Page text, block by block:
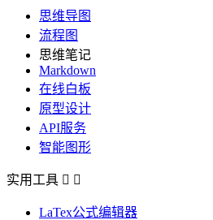
思维导图
流程图
思维笔记
Markdown
在线白板
原型设计
API服务
智能图形
实用工具  
LaTex公式编辑器